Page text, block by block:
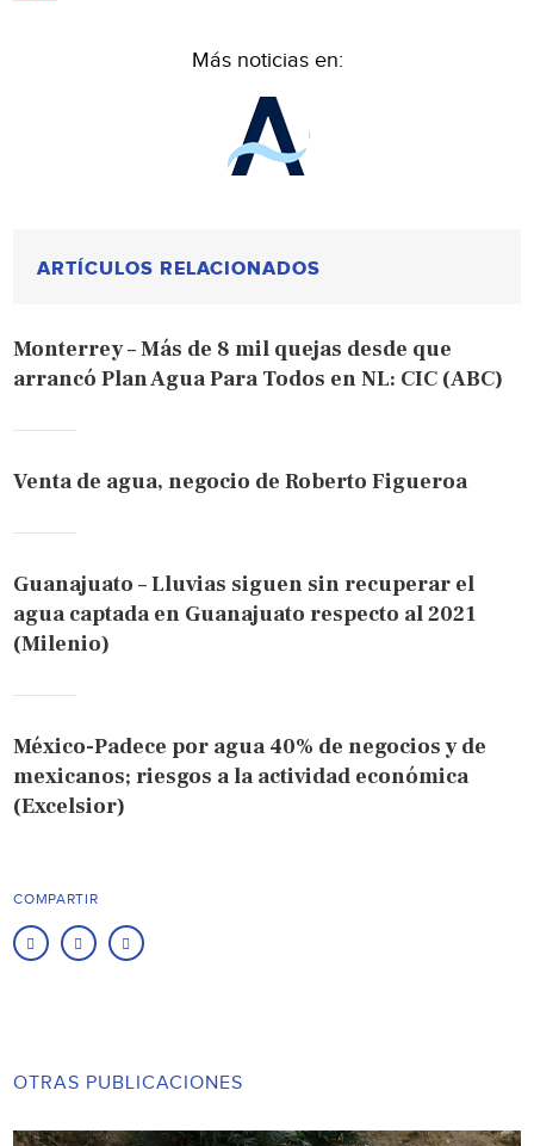
Más noticias en:
ARTÍCULOS RELACIONADOS
Monterrey – Más de 8 mil quejas desde que
arrancó Plan Agua Para Todos en NL: CIC (ABC)
Venta de agua, negocio de Roberto Figueroa
Guanajuato – Lluvias siguen sin recuperar el
agua captada en Guanajuato respecto al 2021
(Milenio)
México-Padece por agua 40% de negocios y de
mexicanos; riesgos a la actividad económica
(Excelsior)
COMPARTIR
OTRAS PUBLICACIONES